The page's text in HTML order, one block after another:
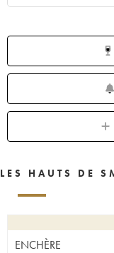
LES HAUTS DE
ENCHÈRE